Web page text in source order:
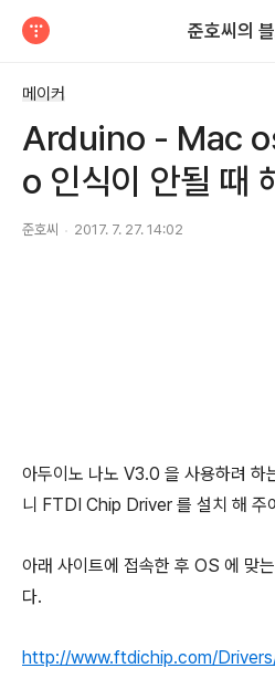
준호씨의
메이커
Arduino - Mac
o 인식이 안될 때
준호씨 2017. 7. 27. 14:02
아두이노 나노 V3.0 을 사용하려 하
니 FTDI Chip Driver 를 설치 해 주
아래 사이트에 접속한 후 OS 에 맞
다.
http://www.ftdichip.com/